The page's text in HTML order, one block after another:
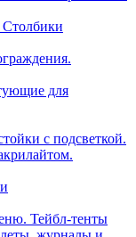
для
с подсветкой.
Тейбл-тенты